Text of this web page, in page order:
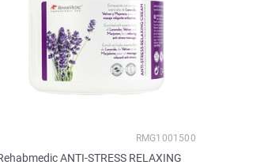
ANTI-STRESS RELAXING
RMG1001500